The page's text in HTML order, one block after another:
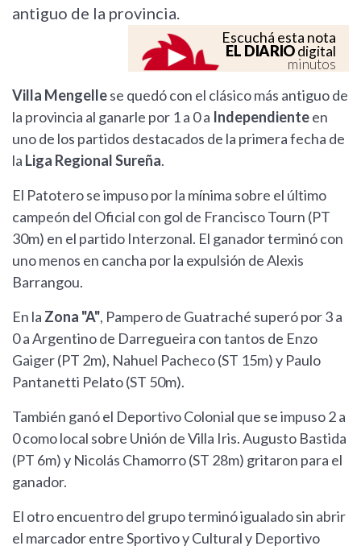
antiguo de la provincia.
Escuchá esta nota
EL DIARIOdigital
minutos
Villa Mengellese quedó con el clásico más antiguo de
la provincia al ganarle por 1 a 0 a Independienteen
uno de los partidos destacados de la primera fecha de
la Liga Regional Sureña.
El Patotero se impuso por la mínima sobre el último
campeón del Oficial con gol de Francisco Tourn (PT
30m) en el partido Interzonal. El ganador terminó con
uno menos en cancha por la expulsión de Alexis
Barrangou.
En la Zona "A", Pampero de Guatraché superó por 3 a
0 a Argentino de Darregueira con tantos de Enzo
Gaiger (PT 2m), Nahuel Pacheco (ST 15m) y Paulo
Pantanetti Pelato (ST 50m).
También ganó el Deportivo Colonial que se impuso 2 a
0 como local sobre Unión de Villa Iris. Augusto Bastida
(PT 6m) y Nicolás Chamorro (ST 28m) gritaron para el
ganador.
El otro encuentro del grupo terminó igualado sin abrir
el marcador entre Sportivo y Cultural y Deportivo